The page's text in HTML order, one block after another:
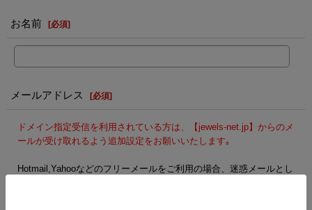
お名前 [必須]
メールアドレス [必須]
ドメイン指定受信を利用されている方は、【jewels-net.jp】からのメ
ールが受け取れるよう追加設定をお願いいたします｡
Hotmail,Yahooなどのフリーメールをご利用の場合、迷惑メールとし